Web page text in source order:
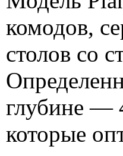
комодов,
столов со
глубине —
которые